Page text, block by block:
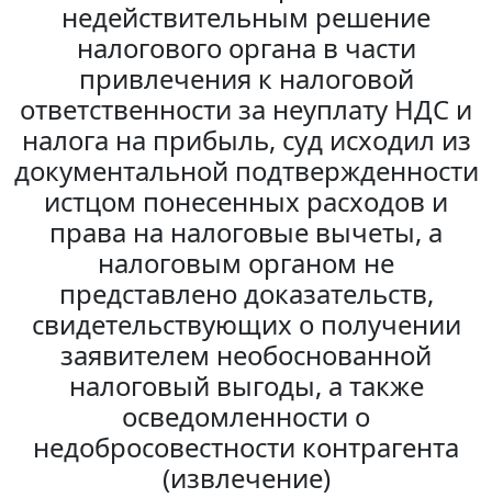
недействительным решение
налогового органа в части
привлечения к налоговой
ответственности за неуплату НДС и
налога на прибыль, суд исходил из
документальной подтвержденности
истцом понесенных расходов и
права на налоговые вычеты, а
налоговым органом не
представлено доказательств,
свидетельствующих о получении
заявителем необоснованной
налоговый выгоды, а также
осведомленности о
недобросовестности контрагента
(извлечение)